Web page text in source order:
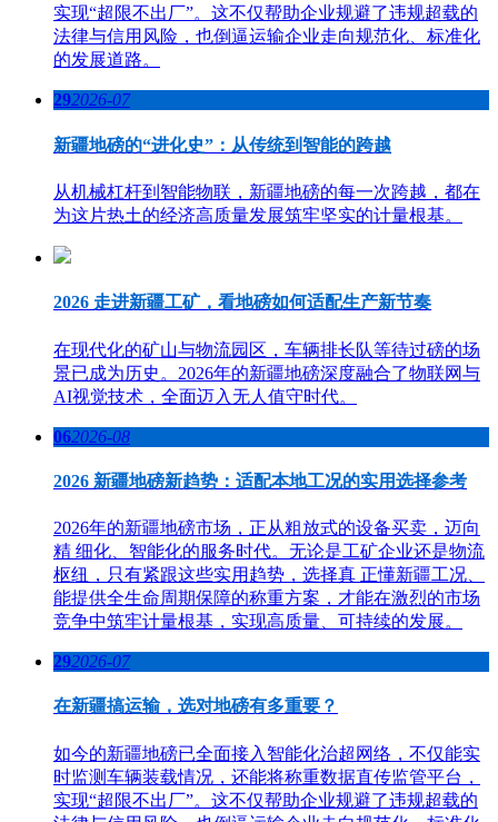
实现“超限不出厂”。这不仅帮助企业规避了违规超载的
法律与信用风险，也倒逼运输企业走向规范化、标准化
的发展道路。
292026-07
新疆地磅的“进化史”：从传统到智能的跨越
从机械杠杆到智能物联，新疆地磅的每一次跨越，都在
为这片热土的经济高质量发展筑牢坚实的计量根基。
2026 走进新疆工矿，看地磅如何适配生产新节奏
在现代化的矿山与物流园区，车辆排长队等待过磅的场
景已成为历史。2026年的新疆地磅深度融合了物联网与
AI视觉技术，全面迈入无人值守时代。
062026-08
2026 新疆地磅新趋势：适配本地工况的实用选择参考
2026年的新疆地磅市场，正从粗放式的设备买卖，迈向
精 细化、智能化的服务时代。无论是工矿企业还是物流
枢纽，只有紧跟这些实用趋势，选择真 正懂新疆工况、
能提供全生命周期保障的称重方案，才能在激烈的市场
竞争中筑牢计量根基，实现高质量、可持续的发展。
292026-07
在新疆搞运输，选对地磅有多重要？
如今的新疆地磅已全面接入智能化治超网络，不仅能实
时监测车辆装载情况，还能将称重数据直传监管平台，
实现“超限不出厂”。这不仅帮助企业规避了违规超载的